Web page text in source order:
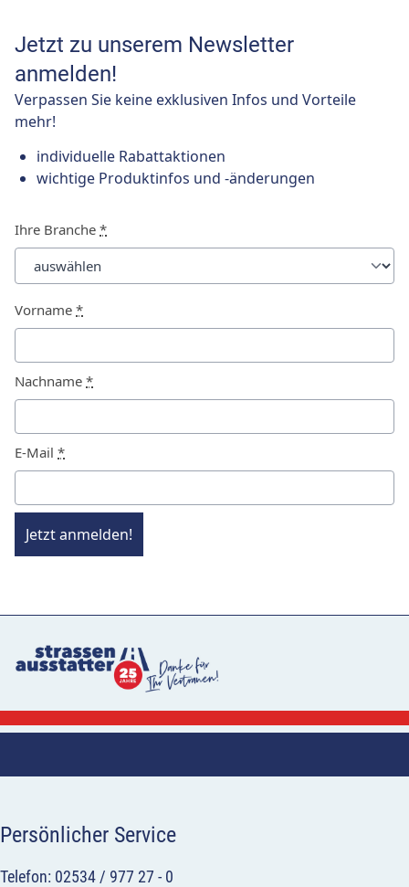
Jetzt zu unserem Newsletter
anmelden!
Verpassen Sie keine exklusiven Infos und Vorteile
mehr!
individuelle Rabattaktionen
wichtige Produktinfos und -änderungen
Ihre Branche *
Vorname *
Nachname *
E-Mail *
Jetzt anmelden!
Persönlicher Service
Telefon: 02534 / 977 27 - 0